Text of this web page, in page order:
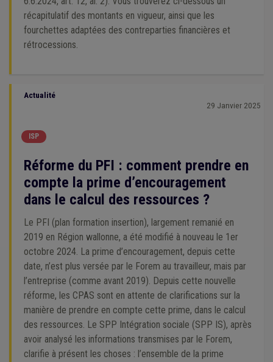
récapitulatif des montants en vigueur, ainsi que les
fourchettes adaptées des contreparties financières et
rétrocessions.
Actualité
29 Janvier 2025
ISP
Réforme du PFI : comment prendre en
compte la prime d’encouragement
dans le calcul des ressources ?
Le PFI (plan formation insertion), largement remanié en
2019 en Région wallonne, a été modifié à nouveau le 1er
octobre 2024. La prime d’encouragement, depuis cette
date, n’est plus versée par le Forem au travailleur, mais par
l’entreprise (comme avant 2019). Depuis cette nouvelle
réforme, les CPAS sont en attente de clarifications sur la
manière de prendre en compte cette prime, dans le calcul
des ressources. Le SPP Intégration sociale (SPP IS), après
avoir analysé les informations transmises par le Forem,
clarifie à présent les choses : l’ensemble de la prime